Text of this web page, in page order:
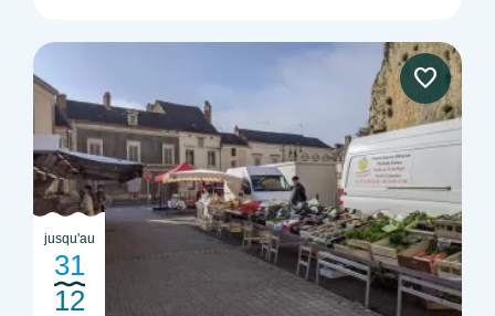
jusqu'au
31
12